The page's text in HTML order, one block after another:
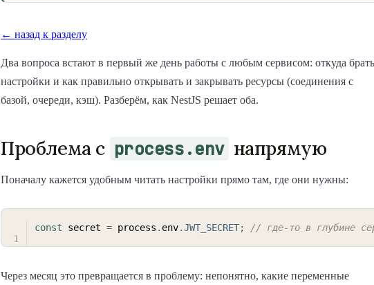
← назад к разделу
Два вопроса встают в первый же день работы с любым сервисом: откуда брать
настройки и как правильно открывать и закрывать ресурсы (соединения с
базой, очереди, кэш). Разберём, как NestJS решает оба.
Проблема с process.env напрямую
Поначалу кажется удобным читать настройки прямо там, где они нужны:
const secret = process . env.JWT_SECRET; // где-то в глубине
Через месяц это превращается в проблему: непонятно, какие переменные